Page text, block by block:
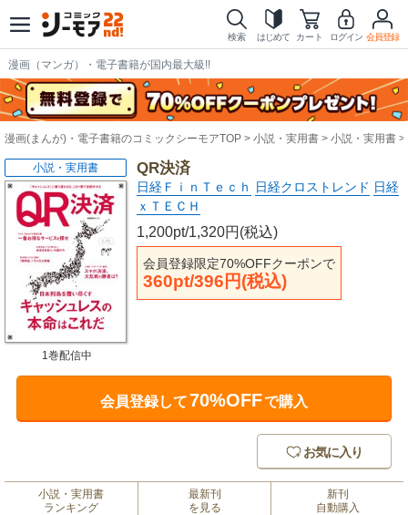
検索 はじめて カート ログイン 会員登録
漫画（マンガ）・電子書籍が国内最大級!!
漫画(まんが)・電子書籍のコミックシーモアTOP 小説・実用書 小説・実用書
QR決済
日経ＦｉｎＴｅｃｈ 日経クロストレンド 日経
ｘＴＥＣＨ
1,200pt/1,320円(税込)
会員登録限定70%OFFクーポンで
360pt/396円(税込)
小説・実用書
1巻配信中
会員登録して70%OFFで購入
お気に入り
小説・実用書
ランキング
最新刊
を見る
新刊
自動購入